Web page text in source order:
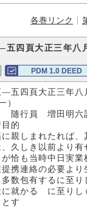
各巻リンク
四頁大正三年
PDM 1.0 DEED
四頁大正三年八
明六
的
親しまれたれば
久しき以前より
恰も当時中日実
携連絡の必要よ
数包有するに至
就かるゝに至り
す